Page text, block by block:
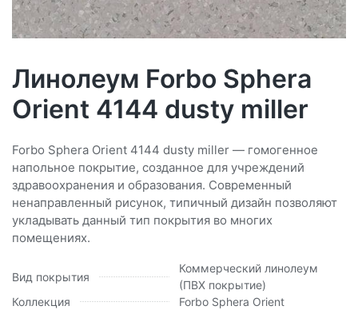
Линолеум Forbo Sphera
Orient 4144 dusty miller
Forbo Sphera Orient 4144 dusty miller — гомогенное
напольное покрытие, созданное для учреждений
здравоохранения и образования. Современный
ненаправленный рисунок, типичный дизайн позволяют
укладывать данный тип покрытия во многих
помещениях.
Вид покрытия
Коммерческий линолеум
(ПВХ покрытие)
Коллекция
Forbo Sphera Orient